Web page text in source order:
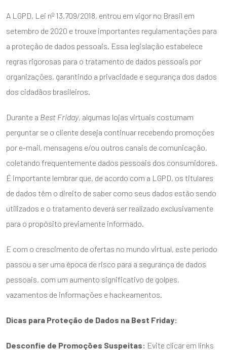
A LGPD, Lei nº 13.709/2018, entrou em vigor no Brasil em
setembro de 2020 e trouxe importantes regulamentações para
a proteção de dados pessoais. Essa legislação estabelece
regras rigorosas para o tratamento de dados pessoais por
organizações, garantindo a privacidade e segurança dos dados
dos cidadãos brasileiros.
Durante a Best Friday, algumas lojas virtuais costumam
perguntar se o cliente deseja continuar recebendo promoções
por e-mail, mensagens e/ou outros canais de comunicação,
coletando frequentemente dados pessoais dos consumidores.
É importante lembrar que, de acordo com a LGPD, os titulares
de dados têm o direito de saber como seus dados estão sendo
utilizados e o tratamento deverá ser realizado exclusivamente
para o propósito previamente informado.
E com o crescimento de ofertas no mundo virtual, este período
passou a ser uma época de risco para a segurança de dados
pessoais, com um aumento significativo de golpes,
vazamentos de informações e hackeamentos.
Dicas para Proteção de Dados na Best Friday:
Desconfie de Promoções Suspeitas: Evite clicar em links